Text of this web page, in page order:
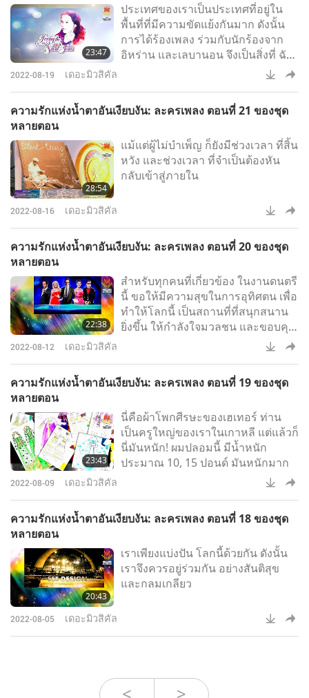
23:47
ประเทศของเราเป็นประเทศที่อยู่ใน
พื้นที่ที่มีความขัดแย้งกันมาก ดังนั้น
การได้ร้องเพลง ร่วมกับนักร้องจาก
อิหร่าน และเลบานอน จึงเป็นสิ่งที่ ฉัน
ไม่เคยสัมผัสมาก่อน และมันจะเป็น
ช่วงเวลา ที่ทรงพลังมาก ๆสำหรับฉัน
2022-08-19 เดอะมิวสิคัล
ความรักแห่งน้ำตาอันเงียบงัน: ละครเพลง ตอนที่ 21 ของชุด
หลายตอน
28:54
แม้แต่ผู้ไม่บำเพ็ญ ก็ยังมีช่วงเวลา ที่สิ้น
หวัง และช่วงเวลา ที่จำเป็นต้องหัน
กลับเข้าสู่ภายใน
2022-08-16 เดอะมิวสิคัล
ความรักแห่งน้ำตาอันเงียบงัน: ละครเพลง ตอนที่ 20 ของชุด
หลายตอน
22:38
สำหรับทุกคนที่เกี่ยวข้อง ในงานดนตรี
นี้ ขอให้มีความสุขในการอุทิศตน เพื่อ
ทำให้โลกนี้ เป็นสถานที่ที่สนุกสนาน
ยิ่งขึ้น ให้กำลังใจมวลชน และขอบคุณ
สวรรค์และโลก ในลักษณะนี้ รักคุณ!
2022-08-12 เดอะมิวสิคัล
ความรักแห่งน้ำตาอันเงียบงัน: ละครเพลง ตอนที่ 19 ของชุด
หลายตอน
23:43
นี่คือผ้าโพกศีรษะของเฮเทอร์ ท่าน
เป็นครูใหญ่ของเราในเกาหลี แต่แล้วก็
นี่มันหนัก! ผมปลอมนี้ มีน้ำหนัก
ประมาณ 10, 15 ปอนด์ มันหนักมาก
2022-08-09 เดอะมิวสิคัล
ความรักแห่งน้ำตาอันเงียบงัน: ละครเพลง ตอนที่ 18 ของชุด
หลายตอน
20:43
เราเพียงแบ่งปัน โลกนี้ด้วยกัน ดังนั้น
เราจึงควรอยู่ร่วมกัน อย่างสันติสุข
และกลมเกลียว
2022-08-05 เดอะมิวสิคัล
< >